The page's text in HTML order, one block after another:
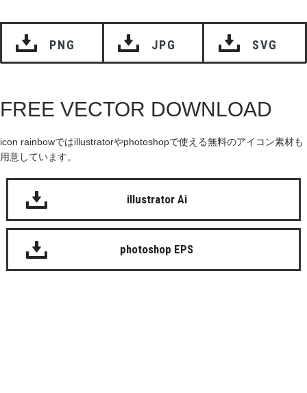
PNG JPG SVG
FREE VECTOR DOWNLOAD
icon rainbowではillustratorやphotoshopで使える無料のアイコン素材も
用意しています。
illustrator Ai
photoshop EPS